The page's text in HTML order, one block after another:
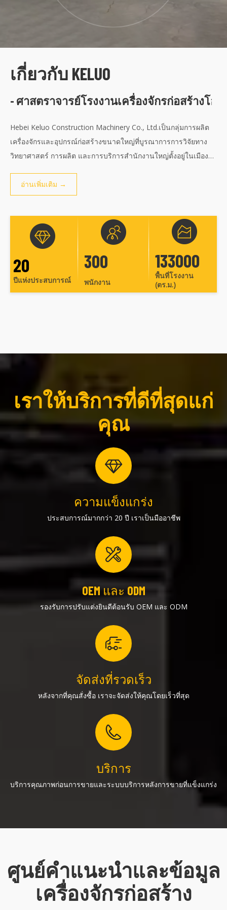
เกี่ยวกับ KELUO
- ศาสตราจารย์โรงงานเครื่องจักรก่อสร้างโอ
Hebei Keluo Construction Machinery Co., Ltd.เป็นกลุ่มการผลิต
เครื่องจักรและอุปกรณ์ก่อสร้างขนาดใหญ่ที่บูรณาการการวิจัยทาง
วิทยาศาสตร์ การผลิต และการบริการสำนักงานใหญ่ตั้งอยู่ในเมือง
เมตร และมีพนักงานมากกว่า 300 คน
อ่านเพิ่มเติม →
20
ปีแห่งประสบการณ์
300
พนักงาน​​​​​​​​
133000
พื้นที่โรงงาน
(ตร.ม.)
เราให้บริการที่ดีที่สุดแก่
คุณ
ความแข็งแกร่ง
ประสบการณ์มากกว่า 20 ปี เราเป็นมืออาชีพ
OEM และ ODM
รองรับการปรับแต่งยินดีต้อนรับ OEM และ ODM
จัดส่งที่รวดเร็ว
หลังจากที่คุณสั่งซื้อ เราจะจัดส่งให้คุณโดยเร็วที่สุด
บริการ
บริการคุณภาพก่อนการขายและระบบบริการหลังการขายที่แข็งแกร่ง
ศูนย์คำแนะนำและข้อมูล
เครื่องจักรก่อสร้าง